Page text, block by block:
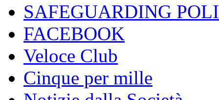
SAFEGUARDING
FACEBOOK
Veloce Club
Cinque per mille